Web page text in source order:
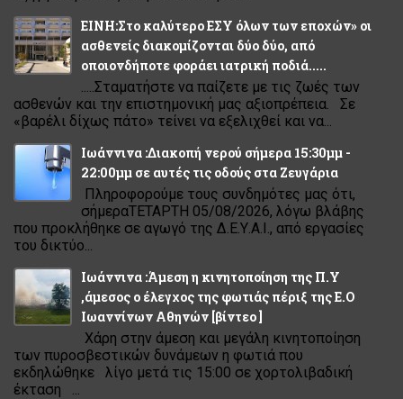
ΕΙΝΗ:Στο καλύτερο ΕΣΥ όλων των εποχών» οι
ασθενείς διακομίζονται δύο δύο, από
οποιονδήποτε φοράει ιατρική ποδιά.....
.....Σταματήστε να παίζετε με τις ζωές των
ασθενών και την επιστημονική μας αξιοπρέπεια. Σε
«βαρέλι δίχως πάτο» τείνει να εξελιχθεί και να...
Ιωάννινα :Διακοπή νερού σήμερα 15:30μμ -
22:00μμ σε αυτές τις οδούς στα Ζευγάρια
Πληροφορούμε τους συνδημότες μας ότι,
σήμεραΤΕΤΑΡΤΗ 05/08/2026, λόγω βλάβης
που προκλήθηκε σε αγωγό της Δ.Ε.Υ.Α.Ι., από εργασίες
του δικτύο...
Ιωάννινα :Άμεση η κινητοποίηση της Π.Υ
,άμεσος ο έλεγχος της φωτιάς πέριξ της Ε.Ο
Ιωαννίνων Αθηνών [βίντεο ]
Χάρη στην άμεση και μεγάλη κινητοποίηση
των πυροσβεστικών δυνάμεων η φωτιά που
εκδηλώθηκε λίγο μετά τις 15:00 σε χορτολιβαδική
έκταση ...